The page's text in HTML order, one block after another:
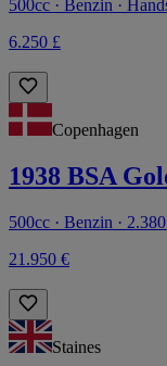
500cc · Benzin ·
6.250 £
Copenhagen
1938 BSA
500cc · Benzin ·
21.950 €
Staines